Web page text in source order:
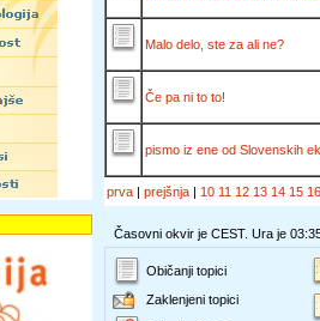
Malo delo, ste za ali ne?
Če pa ni to to!
pismo iz ene od Slovenskih
prva | prejšnja | 10 11 12 13 14 15 16
Časovni okvir je CEST. Ura je
Običanji topici
Zaklenjeni topici